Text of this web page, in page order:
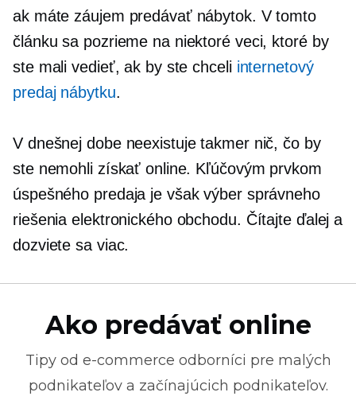
ak máte záujem predávať nábytok. V tomto
článku sa pozrieme na niektoré veci, ktoré by
ste mali vedieť, ak by ste chceli internetový
predaj nábytku.
V dnešnej dobe neexistuje takmer nič, čo by
ste nemohli získať online. Kľúčovým prvkom
úspešného predaja je však výber správneho
riešenia elektronického obchodu. Čítajte ďalej a
dozviete sa viac.
Ako predávať online
Tipy od e-commerce odborníci pre malých
podnikateľov a začínajúcich podnikateľov.